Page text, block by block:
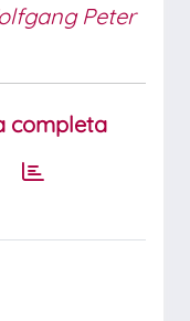
Peter
completa